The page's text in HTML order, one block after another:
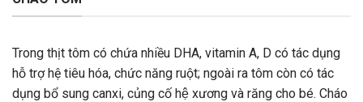
Trong thịt tôm có chứa nhiều DHA, vitamin A, D có tác dụng
hỗ trợ hệ tiêu hóa, chức năng ruột; ngoài ra tôm còn có tác
dụng bổ sung canxi, củng cố hệ xương và răng cho bé. Cháo